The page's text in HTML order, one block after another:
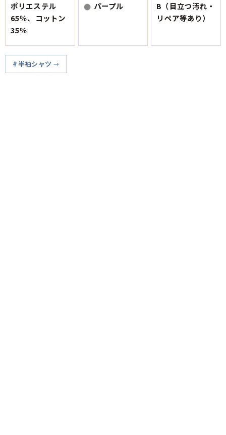
ポリエステル
65％、コットン
35％
パープル
B（目立つ汚れ・
リペア等あり）
半袖シャツ